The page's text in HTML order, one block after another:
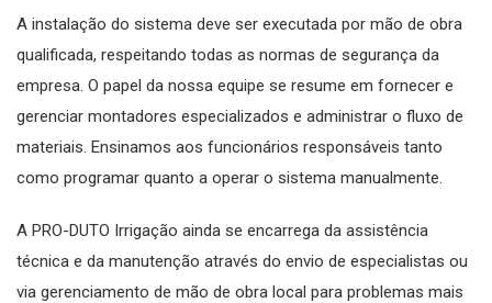
A instalação do sistema deve ser executada por mão de obra
qualificada, respeitando todas as normas de segurança da
empresa. O papel da nossa equipe se resume em fornecer e
gerenciar montadores especializados e administrar o fluxo de
materiais. Ensinamos aos funcionários responsáveis tanto
como programar quanto a operar o sistema manualmente.
A PRO-DUTO Irrigação ainda se encarrega da assistência
técnica e da manutenção através do envio de especialistas ou
via gerenciamento de mão de obra local para problemas mais